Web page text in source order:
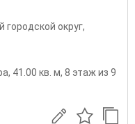
городской округ,
41.00 кв. м, 8 этаж из 9